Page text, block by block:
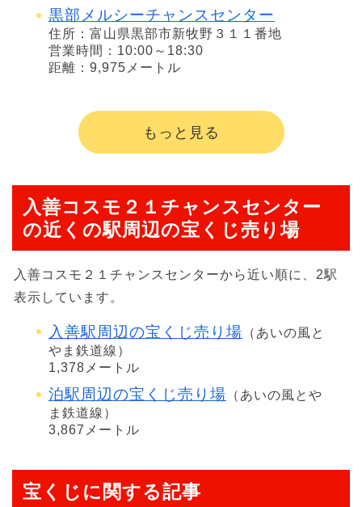
黒部メルシーチャンスセンター
住所：富山県黒部市新牧野３１１番地
営業時間：10:00～18:30
距離：9,975メートル
もっと見る
入善コスモ２１チャンスセンター
の近くの駅周辺の宝くじ売り場
入善コスモ２１チャンスセンターから近い順に、2駅
表示しています。
入善駅周辺の宝くじ売り場 （あいの風と
やま鉄道線）
1,378メートル
泊駅周辺の宝くじ売り場 （あいの風とや
ま鉄道線）
3,867メートル
宝くじに関する記事